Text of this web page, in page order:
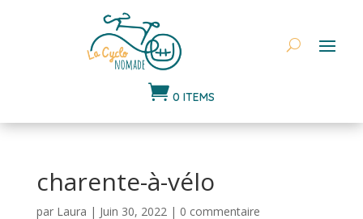
 0 ITEMS
charente-à-vélo
par Laura | Juin 30, 2022| 0 commentaire